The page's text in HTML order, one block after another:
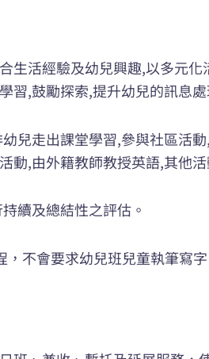
生活經驗及幼兒興趣,以多元
,鼓勵探索,提升幼兒的訊息
兒走出課堂學習,參與社區活
動,由外籍教師教授英語,其他
續及總結性之評估。
，不會要求幼兒班兒童執筆寫